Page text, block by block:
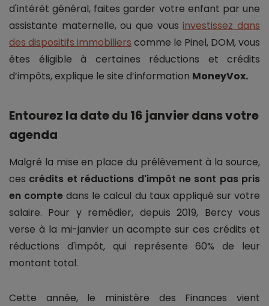
d'intérêt général, faites garder votre enfant par une
assistante maternelle, ou que vousinvestissez dans
des dispositifs immobiliers comme le Pinel, DOM, vous
êtes éligible à certaines réductions et crédits
d’impôts, explique le site d’information MoneyVox.
Entourez la date du 16 janvier dans votre
agenda
Malgré la mise en place du prélèvement à la source,
ces crédits et réductions d'impôt ne sont pas pris
en compte dans le calcul du taux appliqué sur votre
salaire. Pour y remédier, depuis 2019, Bercy vous
verse à la mi-janvier un acompte sur ces crédits et
réductions d'impôt, qui représente 60% de leur
montant total.
Cette année, le ministère des Finances vient